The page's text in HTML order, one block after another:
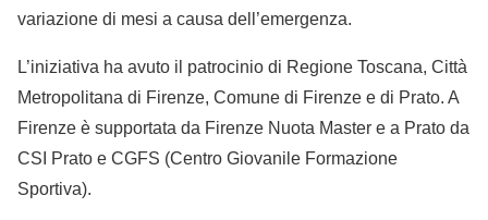
variazione di mesi a causa dell’emergenza.
L’iniziativa ha avuto il patrocinio di Regione Toscana, Città
Metropolitana di Firenze, Comune di Firenze e di Prato. A
Firenze è supportata da Firenze Nuota Master e a Prato da
CSI Prato e CGFS (Centro Giovanile Formazione
Sportiva).